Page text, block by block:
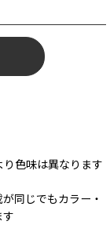
色味は異なります
同じでもカラー・
す